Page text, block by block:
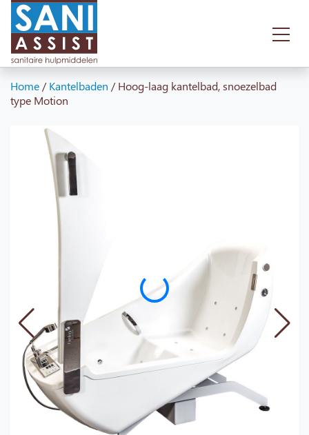
Home/Kantelbaden /Hoog-laag kantelbad, snoezelbad
type Motion